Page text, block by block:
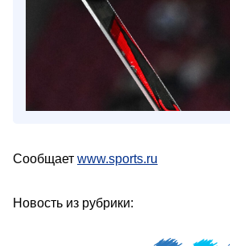
Сообщает www.sports.ru
Новость из рубрики: